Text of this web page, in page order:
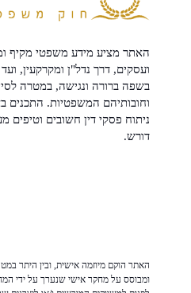
האתר מציע מידע משפטי מקיף
ועסקים, דרך נדל"ן ומקרקעין,
בשפה ברורה ונגישה, במטרה
וחובותיהם המשפטיות. התכנים
ניתוח פסקי דין חשובים וטיפים
דורש.
האתר הוקם מיוזמה אישית, ובין היתר
ומבוסס על מחקר אישי שנערך על ידי